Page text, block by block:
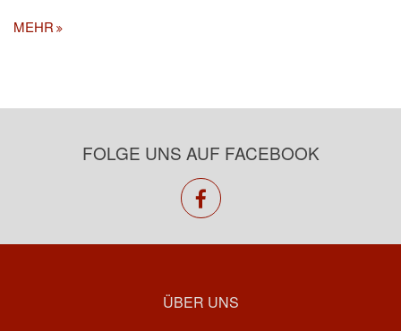
MEHR
FOLGE UNS AUF FACEBOOK
facebook
ÜBER UNS